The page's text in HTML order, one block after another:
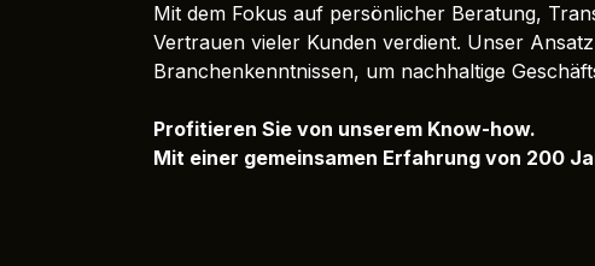
Mit dem Fokus auf persönlicher Beratung,
Vertrauen vieler Kunden verdient. Unser
Branchenkenntnissen, um nachhaltige
Profitieren Sie von unserem Know-how.
Mit einer gemeinsamen Erfahrung von 200